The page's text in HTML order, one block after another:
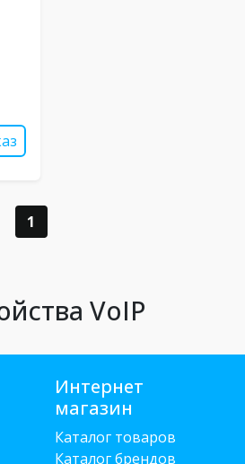
1
VoIP
Интернет
магазин
Каталог товаров
Каталог брендов